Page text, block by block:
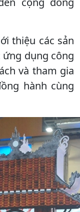
thiệu các sản
dụng công
và tham gia
hành cùng